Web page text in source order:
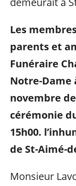
Les
parents et
Funéraire
Notre-Dame
novembre
cérémonie
15h00.
de St-Aimé-
Monsieur